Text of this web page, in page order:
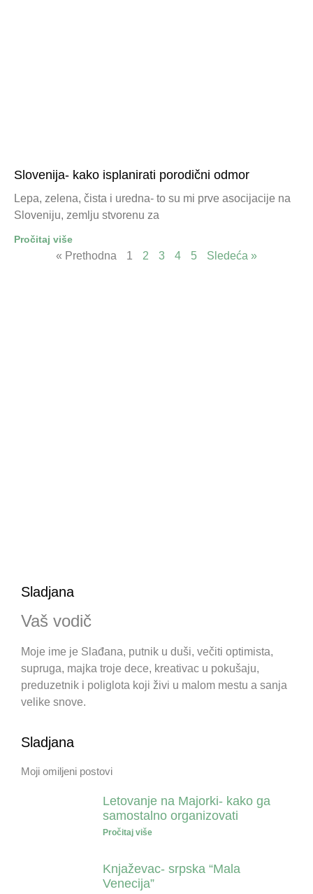
Slovenija- kako isplanirati porodični odmor
Lepa, zelena, čista i uredna- to su mi prve asocijacije na
Sloveniju, zemlju stvorenu za
Pročitaj više
« Prethodna 1 2 3 4 5 Sledeća »
Sladjana
Vaš vodič
Moje ime je Slađana, putnik u duši, večiti optimista,
supruga, majka troje dece, kreativac u pokušaju,
preduzetnik i poliglota koji živi u malom mestu a sanja
velike snove.
Sladjana
Moji omiljeni postovi
Letovanje na Majorki- kako ga
samostalno organizovati
Pročitaj više
Knjaževac- srpska “Mala
Venecija”